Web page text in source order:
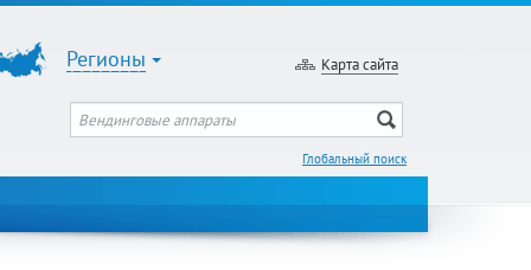
Регионы Карта сайта
Глобальный поиск